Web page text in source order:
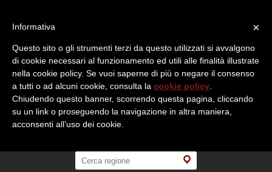
×
Informativa
Questo sito o gli strumenti terzi da questo utilizzati si avvalgono
di cookie necessari al funzionamento ed utili alle finalità illustrate
nella cookie policy. Se vuoi saperne di più o negare il consenso
a tutti o ad alcuni cookie, consulta la cookie policy
Chiudendo questo banner, scorrendo questa pagina, cliccando
su un link o proseguendo la navigazione in altra maniera,
acconsenti all’uso dei cookie.